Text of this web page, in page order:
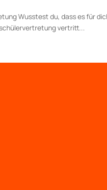
Wusstest du, dass es für
vertritt...